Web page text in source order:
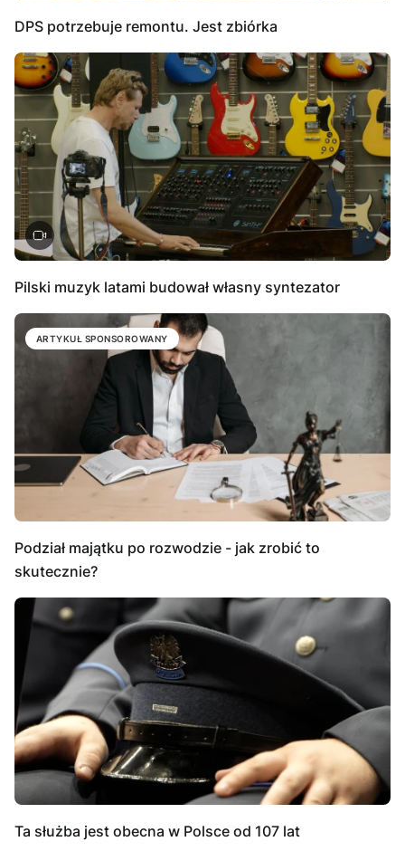
DPS potrzebuje remontu. Jest zbiórka
Pilski muzyk latami budował własny syntezator
ARTYKUŁ SPONSOROWANY
Podział majątku po rozwodzie - jak zrobić to
skutecznie?
Ta służba jest obecna w Polsce od 107 lat